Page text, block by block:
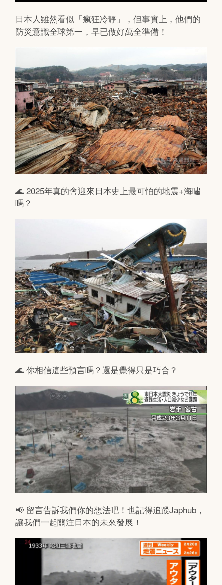
日本人雖然看似「瘋狂冷靜」，但事實上，他們的
防災意識全球第一，早已做好萬全準備！
🌊 2025年真的會迎來日本史上最可怕的地震+海嘯
嗎？
🌊 你相信這些預言嗎？還是覺得只是巧合？
📢 留言告訴我們你的想法吧！也記得追蹤Japhub，
讓我們一起關注日本的未來發展！